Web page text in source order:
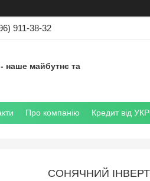
911-38-32
- наше майбутнє та
Про компанію Кредит від
СОНЯЧНИЙ